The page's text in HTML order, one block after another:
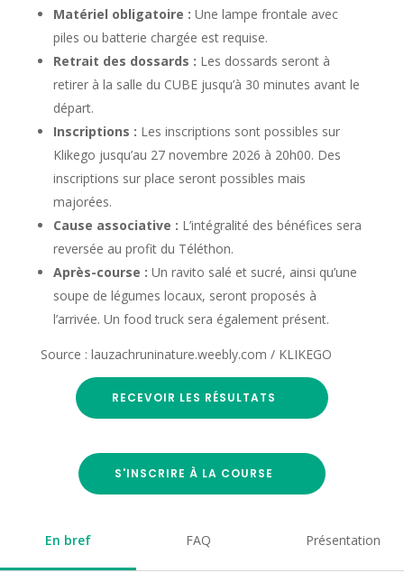
Matériel obligatoire : Une lampe frontale avec
piles ou batterie chargée est requise.
Retrait des dossards : Les dossards seront à
retirer à la salle du CUBE jusqu’à 30 minutes avant le
départ.
Inscriptions : Les inscriptions sont possibles sur
Klikego jusqu’au 27 novembre 2026 à 20h00. Des
inscriptions sur place seront possibles mais
majorées.
Cause associative : L’intégralité des bénéfices sera
reversée au profit du Téléthon.
Après-course : Un ravito salé et sucré, ainsi qu’une
soupe de légumes locaux, seront proposés à
l’arrivée. Un food truck sera également présent.
Source : lauzachruninature.weebly.com / KLIKEGO
RECEVOIR LES RÉSULTATS
S'INSCRIRE À LA COURSE
En bref FAQ Présentation